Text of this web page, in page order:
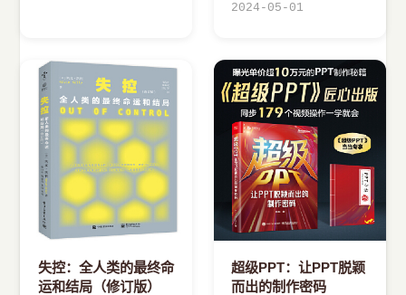
2024-05-01
失控：全人类的最终命
运和结局（修订版）
超级PPT：让PPT脱颖
而出的制作密码